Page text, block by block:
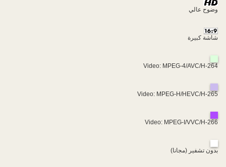
وضوح عالي
شاشة كبيرة
Video: MPEG-4/AVC/H-264
Video: MPEG-H/HEVC/H-265
Video: MPEG-I/VVC/H-266
بدون تشفير (مجانا)